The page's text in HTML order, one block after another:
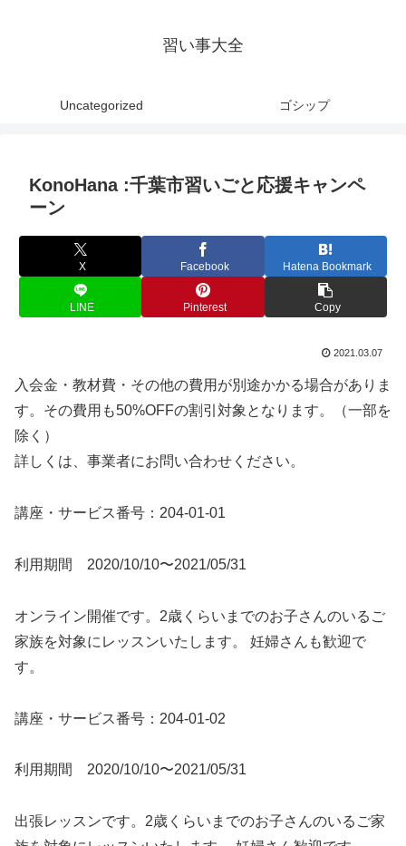
習い事大全
Uncategorized ゴシップ
KonoHana :千葉市習いごと応援キャンペ
ーン
X Facebook Hatena Bookmark
LINE Pinterest Copy
2021.03.07
入会金・教材費・その他の費用が別途かかる場合がありま
す。その費用も50%OFFの割引対象となります。（一部を
除く）
詳しくは、事業者にお問い合わせください。
講座・サービス番号：204-01-01
利用期間 2020/10/10〜2021/05/31
オンライン開催です。2歳くらいまでのお子さんのいるご
家族を対象にレッスンいたします。 妊婦さんも歓迎で
す。
講座・サービス番号：204-01-02
利用期間 2020/10/10〜2021/05/31
出張レッスンです。2歳くらいまでのお子さんのいるご家